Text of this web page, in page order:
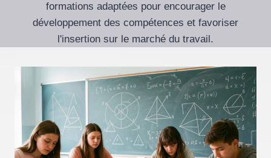
formations adaptées pour encourager le
développement des compétences et favoriser
l'insertion sur le marché du travail.